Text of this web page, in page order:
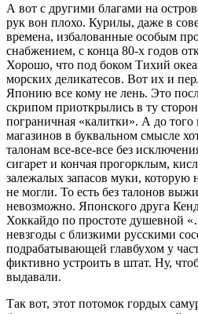
А вот с другими благами на
рук вон плохо. Курилы, даже в
времена, избалованные особым
снабжением, с конца 80-х годов
Хорошо, что под боком Тихий
морских деликатесов. Вот их и
Японию все кому не лень. Это
скрипом приоткрылись в ту
пограничная «калитки». А до
магазинов в буквальном смысле
талонам все-все-все без
сигарет и кончая прогорклым,
залежалых запасов муки,
не могли. То есть без талонов
невозможно. Японского друга
Хоккайдо по простоте душевной
невзгоды с близкими русскими
подрабатывающей главбухом у
фиктивно устроить в штат. Ну,
выдавали.
Так вот, этот потомок гордых